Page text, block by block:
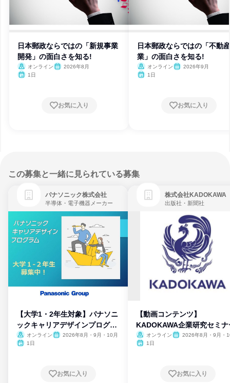
日本郵政ならではの「新規事業
開発」の面白さを知る!
オンライン
2026年8月
1日
お気に入り
日本郵政ならではの「不動
業」の面白さを知る!
オンライン
2026年9月
1日
お気に入り
この募集と一緒に見られている募集
パナソニック株式会社
半導体・電子機器メーカー
【大学1・2年生対象】パナソニ
ックキャリアデザインプログラ
ム
オンライン
2026年8月・9月・10月
1日
お気に入り
株式会社KADOKAWA
出版社・新聞社
【動画コンテンツ】
KADOKAWA企業研究セミナ
オンライン
2026年8月・9月・
1日
お気に入り